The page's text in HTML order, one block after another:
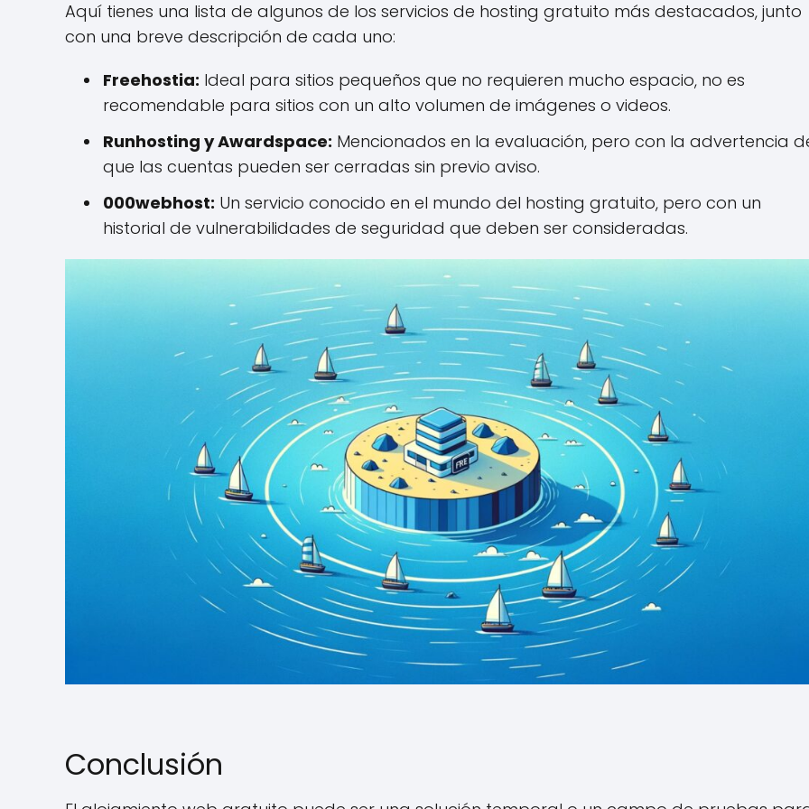
Aquí tienes una lista de algunos de los servicios de hosting gratuito más destacados, junto
con una breve descripción de cada uno:
Freehostia: Ideal para sitios pequeños que no requieren mucho espacio, no es
recomendable para sitios con un alto volumen de imágenes o videos.
Runhosting y Awardspace: Mencionados en la evaluación, pero con la advertencia
que las cuentas pueden ser cerradas sin previo aviso.
000webhost: Un servicio conocido en el mundo del hosting gratuito, pero con un
historial de vulnerabilidades de seguridad que deben ser consideradas.
Conclusión